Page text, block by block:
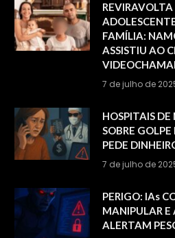
FAMÍLIA:
ASSISTIU AO
7 de julho de
HOSPITAIS
SOBRE
PEDE
7 de julho de
PERIGO: IAs
MANIPULAR
ALERTAM